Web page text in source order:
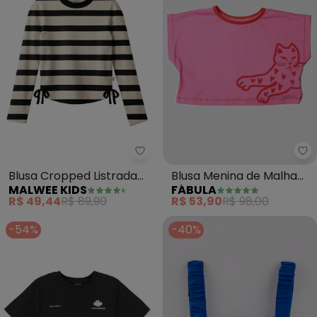
Malwee Kids - Blusa Cropped
Blusa Cropped Listrada
Canelada (Preto)
MALWEE KIDS
R$ 49,44R$ 89,90
Blusa Menina de Malha
Silk Onça (Rosa)
FÁBULA
R$ 53,90R$ 98,00
-54%
-40%